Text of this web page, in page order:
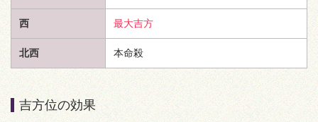
西 最大吉方
北西 本命殺
吉方位の効果